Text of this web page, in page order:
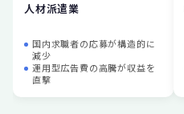
人材派遣業
国内求職者の応募が構造的に
減少
運用型広告費の高騰が収益を
直撃